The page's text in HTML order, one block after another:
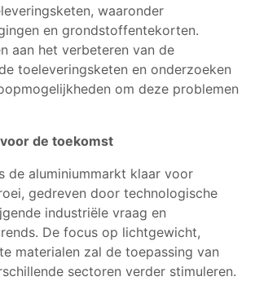
waaronder
en grondstoffentekorten.
aan het verbeteren van de
toeleveringsketen en onderzoeken
om deze problemen
de toekomst
de aluminiummarkt klaar voor
gedreven door technologische
industriële vraag en
De focus op lichtgewicht,
materialen zal de toepassing van
sectoren verder stimuleren.